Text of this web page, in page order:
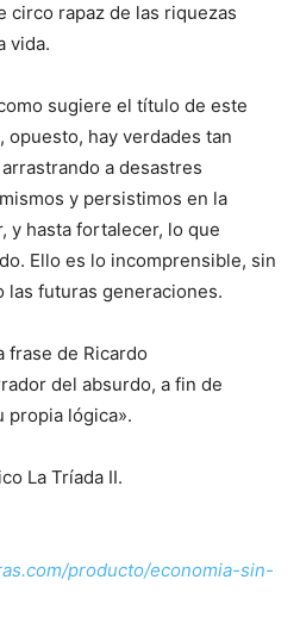
circo rapaz de las riquezas
vida.
sugiere el título de este
hay verdades tan
a desastres
y persistimos en la
y hasta fortalecer, lo que
Ello es lo incomprensible, sin
las futuras generaciones.
frase de Ricardo
del absurdo, a fin de
propia lógica».
La Tríada II.
producto/economia-sin-